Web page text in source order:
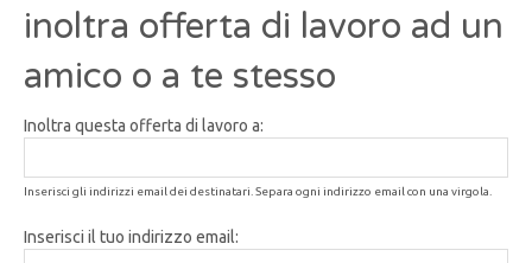
inoltra offerta di lavoro ad un
amico o a te stesso
Inoltra questa offerta di lavoro a:
Inserisci gli indirizzi email dei destinatari. Separa ogni indirizzo email con una virgola.
Inserisci il tuo indirizzo email: